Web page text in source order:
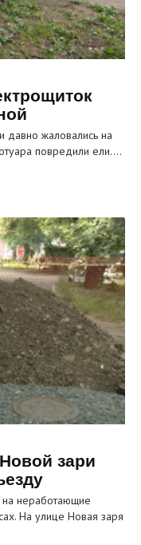
давно жаловались на
повредили ели.…
зари
неработающие
На улице Новая заря